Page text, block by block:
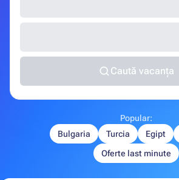
Caută vacanța
Popular:
Bulgaria
Turcia Egipt
Oferte last minute